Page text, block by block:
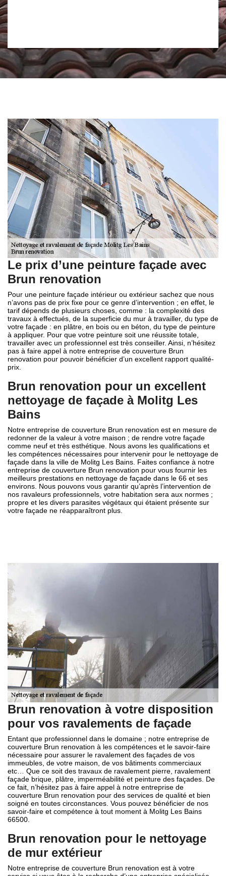
Le prix d’une peinture façade avec
Brun renovation
Pour une peinture façade intérieur ou extérieur sachez que nous
n’avons pas de prix fixe pour ce genre d’intervention ; en effet, le
tarif dépends de plusieurs choses, comme : la complexité des
travaux à effectués, de la superficie du mur à travailler, du type de
votre façade : en plâtre, en bois ou en béton, du type de peinture
à appliquer. Pour que votre peinture soit une réussite totale,
travailler avec un professionnel est très conseiller. Ainsi, n’hésitez
pas à faire appel à notre entreprise de couverture Brun
renovation pour pouvoir bénéficier d’un excellent rapport qualité-
prix.
Brun renovation pour un excellent
nettoyage de façade à Molitg Les
Bains
Notre entreprise de couverture Brun renovation est en mesure de
redonner de la valeur à votre maison ; de rendre votre façade
comme neuf et très esthétique. Nous avons les qualifications et
les compétences nécessaires pour intervenir pour le nettoyage de
façade dans la ville de Molitg Les Bains. Faites confiance à notre
entreprise de couverture Brun renovation pour vous fournir les
meilleurs prestations en nettoyage de façade dans le 66 et ses
environs. Nous pouvons vous garantir qu’après l’intervention de
nos ravaleurs professionnels, votre habitation sera aux normes ;
propre et les divers parasites végétaux qui étaient présente sur
votre façade ne réapparaîtront plus.
Brun renovation à votre disposition
pour vos ravalements de façade
Entant que professionnel dans le domaine ; notre entreprise de
couverture Brun renovation à les compétences et le savoir-faire
nécessaire pour assurer le ravalement des façades de vos
immeubles, de votre maison, de vos bâtiments commerciaux
etc… Que ce soit des travaux de ravalement pierre, ravalement
façade brique, plâtre, imperméabilité et peinture des façades. De
ce fait, n’hésitez pas à faire appel à notre entreprise de
couverture Brun renovation pour des services de qualité et bien
soigné en toutes circonstances. Vous pouvez bénéficier de nos
savoir-faire et compétence à tout moment à Molitg Les Bains
66500.
Brun renovation pour le nettoyage
de mur extérieur
Notre entreprise de couverture Brun renovation est à votre